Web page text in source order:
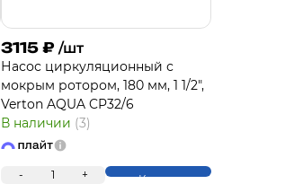
3115 ₽ /шт
Насос циркуляционный с
мокрым ротором, 180 мм, 1 1/2",
Verton AQUA CP32/6
В наличии (3)
- 1 + Купить